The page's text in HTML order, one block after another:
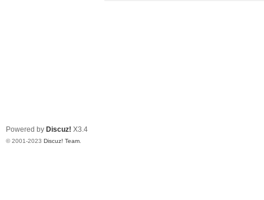
Powered by Discuz! X3.4
© 2001-2023 Discuz! Team